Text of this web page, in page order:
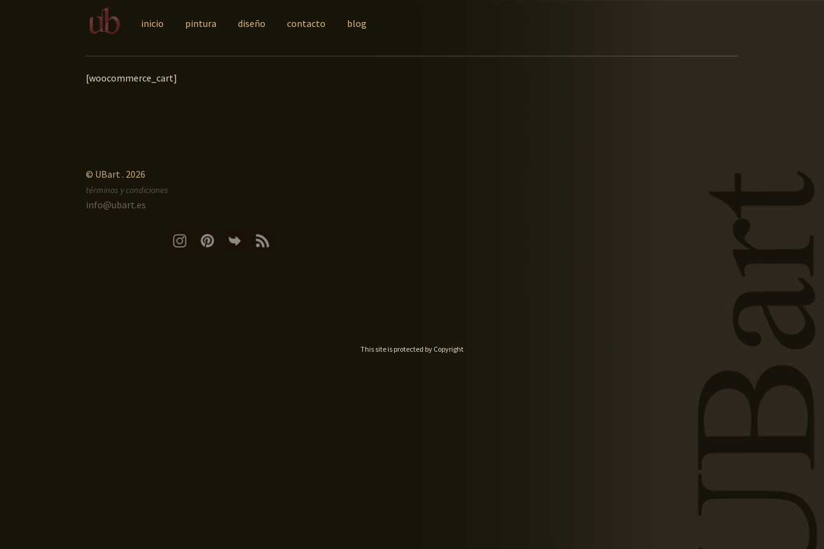
a
la
navegación
al
contenido
inicio pintura diseño contacto blog
[woocommerce_cart]
© UBart . 2026
términos y condiciones
info@ubart.es
This site is protected by Copyright